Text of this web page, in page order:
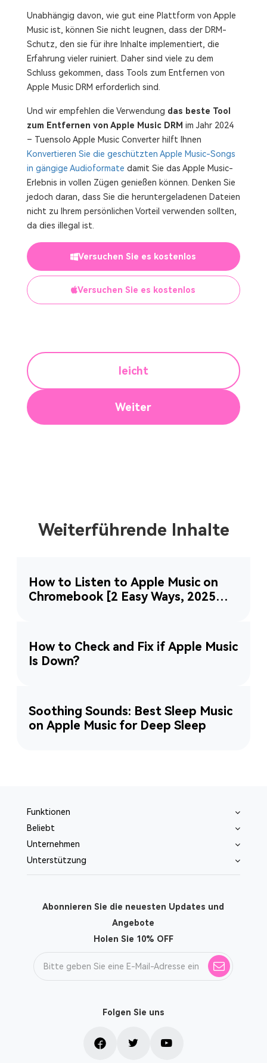
Unabhängig davon, wie gut eine Plattform von Apple
Music ist, können Sie nicht leugnen, dass der DRM-
Schutz, den sie für ihre Inhalte implementiert, die
Erfahrung vieler ruiniert. Daher sind viele zu dem
Schluss gekommen, dass Tools zum Entfernen von
Apple Music DRM erforderlich sind.
Und wir empfehlen die Verwendung das beste Tool
zum Entfernen von Apple Music DRM im Jahr 2024
– Tuensolo Apple Music Converter hilft Ihnen
Konvertieren Sie die geschützten Apple Music-Songs
in gängige Audioformate damit Sie das Apple Music-
Erlebnis in vollen Zügen genießen können. Denken Sie
jedoch daran, dass Sie die heruntergeladenen Dateien
nicht zu Ihrem persönlichen Vorteil verwenden sollten,
da dies illegal ist.
Versuchen Sie es kostenlos
Versuchen Sie es kostenlos
leicht
Weiter
Weiterführende Inhalte
How to Listen to Apple Music on
Chromebook [2 Easy Ways, 2025
How to Check and Fix if Apple Music
Is Down?
Soothing Sounds: Best Sleep Music
on Apple Music for Deep Sleep
Funktionen
Beliebt
Unternehmen
Unterstützung
Abonnieren Sie die neuesten Updates und
Angebote
Holen Sie 10% OFF
Folgen Sie uns